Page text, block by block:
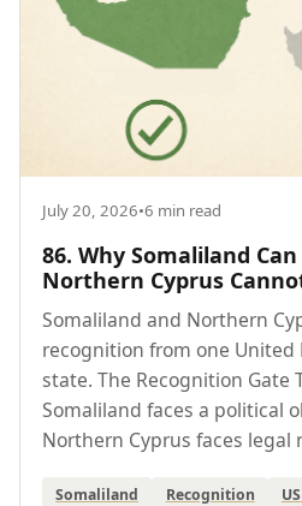
July 20, 2026•6 min read
86. Why Somaliland
Northern Cyprus
Somaliland and Northern
recognition from one
state. The Recognition Gate
Somaliland faces a political
Northern Cyprus faces legal
Somaliland Recognition